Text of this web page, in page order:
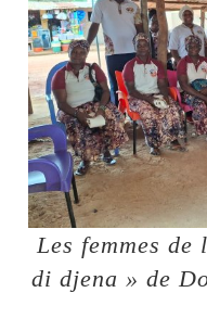
Les femmes
di djena » de